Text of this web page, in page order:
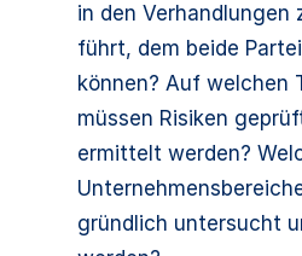
in den Verhandlungen
führt, dem beide
können? Auf welchen
müssen Risiken
ermittelt werden?
gründlich untersucht